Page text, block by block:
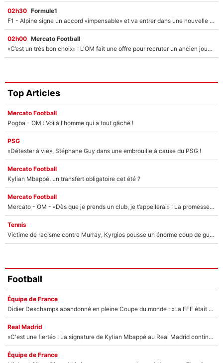
02h30 Formule1
F1 - Alpine signe un accord «impensable» et va entrer dans une nouvelle dimension : Grande nouvelle pour Pierre Gasly !
02h00 Mercato Football
«C’est un très bon choix» : L'OM fait une offre pour recruter un ancien joueur du PSG... et c'est validé dans l'After Foot !
Top Articles
Mercato Football
Pogba - OM : Voilà l'homme qui a tout gâché !
PSG
«Détester à vie», Stéphane Guy dans une embrouille à cause du PSG !
Mercato Football
Kylian Mbappé, un transfert obligatoire cet été ?
Mercato Football
Mercato - OM - «Dès que je prends un club, je t’appellerai» : La promesse de Marcelino au moment de claquer la porte
Tennis
Victime de racisme contre Murray, Kyrgios pousse un énorme coup de gueule !
Football
Équipe de France
Didier Deschamps abandonné en pleine Coupe du monde : «La FFF était déjà passée à Zinedine Zidane»
Real Madrid
«C'est une fierté» : La signature de Kylian Mbappé au Real Madrid continue de régaler l'Espagne
Équipe de France